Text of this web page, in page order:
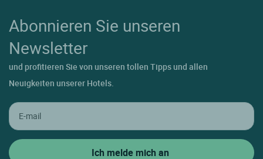
Abonnieren Sie unseren
Newsletter
und profitieren Sie von unseren tollen Tipps und allen
Neuigkeiten unserer Hotels.